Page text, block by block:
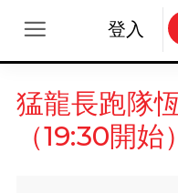
登入
猛龍長跑隊
（19:30開始）